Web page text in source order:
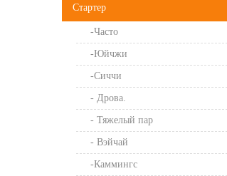
Стартер
-Часто
-Юйчжи
-Сиччи
- Дрова.
- Тяжелый пар
- Вэйчай
-Каммингс